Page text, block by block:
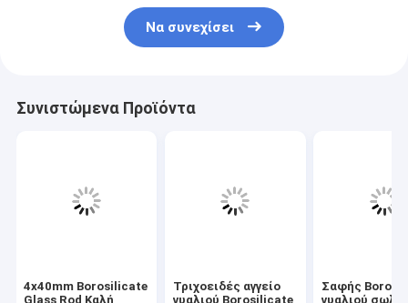
Να συνεχίσει
Συνιστώμενα Προϊόντα
4x40mm Borosilicate
Glass Rod Καλή
Τριχοειδές αγγείο
γυαλιού Borosilicate
Σαφής
γυαλιού